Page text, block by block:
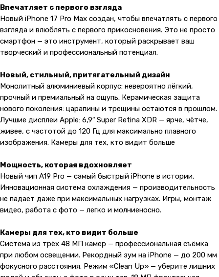
Впечатляет с первого взгляда
Новый iPhone 17 Pro Max создан, чтобы впечатлять с первого
взгляда и влюблять с первого прикосновения. Это не просто
смартфон — это инструмент, который раскрывает ваш
творческий и профессиональный потенциал.
Новый, стильный, притягательный дизайн
Монолитный алюминиевый корпус: невероятно лёгкий,
прочный и премиальный на ощупь. Керамическая защита
нового поколения: царапины и трещины остаются в прошлом.
Лучшие дисплеи Apple: 6,9″ Super Retina XDR — ярче, чётче,
живее, с частотой до 120 Гц для максимально плавного
изображения. Камеры для тех, кто видит больше
Мощность, которая вдохновляет
Новый чип A19 Pro — самый быстрый iPhone в истории.
Инновационная система охлаждения — производительность
не падает даже при максимальных нагрузках. Игры, монтаж
видео, работа с фото — легко и молниеносно.
Камеры для тех, кто видит больше
Система из трёх 48 МП камер — профессиональная съёмка
при любом освещении. Рекордный зум на iPhone — до 200 мм
фокусного расстояния. Режим «Clean Up» — уберите лишних